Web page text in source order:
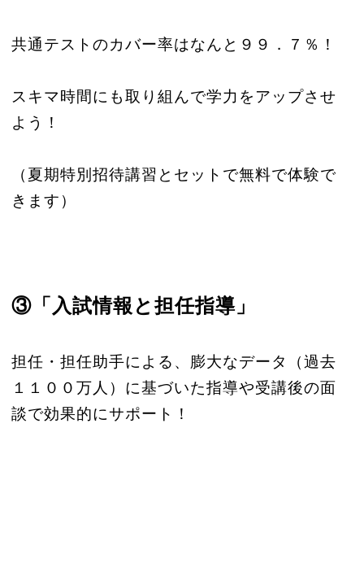
共通テストのカバー率はなんと９９．７％！
スキマ時間にも取り組んで学力をアップさせ
よう！
（夏期特別招待講習とセットで無料で体験で
きます）
③「入試情報と担任指導」
担任・担任助手による、膨大なデータ（過去
１１００万人）に基づいた指導や受講後の面
談で効果的にサポート！